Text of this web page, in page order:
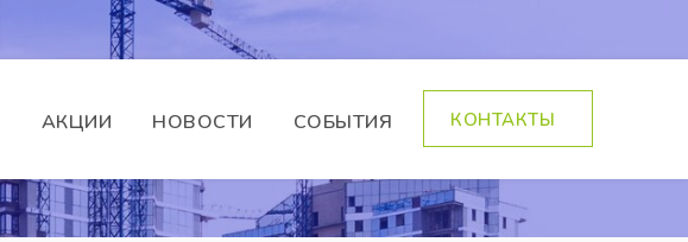
АКЦИИ НОВОСТИ СОБЫТИЯ КОНТАКТЫ